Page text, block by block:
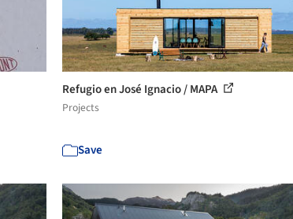
Refugio en José Ignacio / MAPA
Projects
Save